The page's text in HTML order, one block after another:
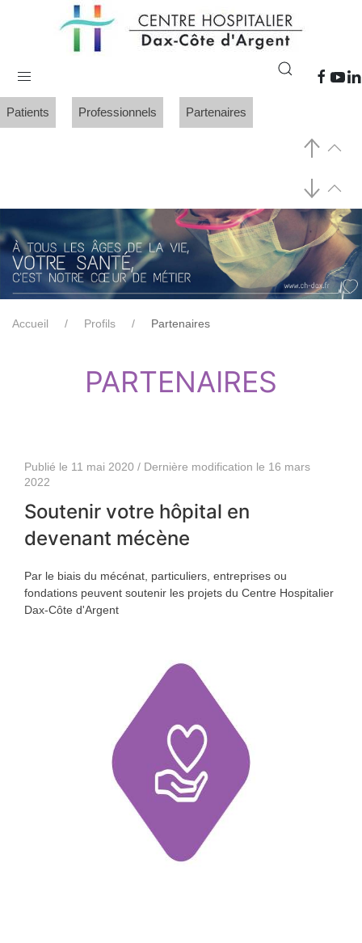
Patients Professionnels Partenaires
Accueil Profils Partenaires
PARTENAIRES
Publié le 11 mai 2020 / Dernière modification le 16 mars
2022
Soutenir votre hôpital en
devenant mécène
Par le biais du mécénat, particuliers, entreprises ou
fondations peuvent soutenir les projets du Centre Hospitalier
Dax-Côte d'Argent